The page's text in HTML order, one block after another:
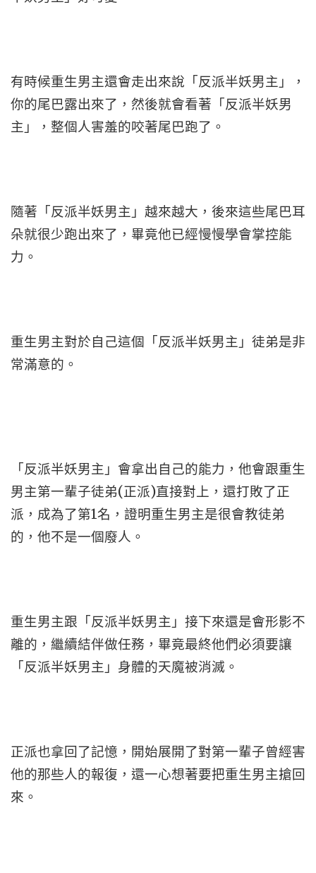
有時候重生男主還會走出來說「反派半妖男主」，
你的尾巴露出來了，然後就會看著「反派半妖男
主」，整個人害羞的咬著尾巴跑了。
隨著「反派半妖男主」越來越大，後來這些尾巴耳
朵就很少跑出來了，畢竟他已經慢慢學會掌控能
力。
重生男主對於自己這個「反派半妖男主」徒弟是非
常滿意的。
「反派半妖男主」會拿出自己的能力，他會跟重生
男主第一輩子徒弟(正派)直接對上，還打敗了正
派，成為了第1名，證明重生男主是很會教徒弟
的，他不是一個廢人。
重生男主跟「反派半妖男主」接下來還是會形影不
離的，繼續結伴做任務，畢竟最終他們必須要讓
「反派半妖男主」身體的天魔被消滅。
正派也拿回了記憶，開始展開了對第一輩子曾經害
他的那些人的報復，還一心想著要把重生男主搶回
來。